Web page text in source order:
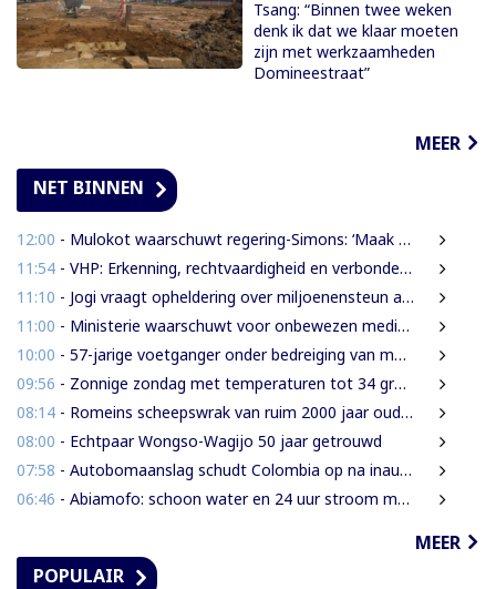
Tsang: “Binnen twee weken
denk ik dat we klaar moeten
zijn met werkzaamheden
Domineestraat”
MEER
NET BINNEN
12:00 - Mulokot waarschuwt regering-Simons: ‘Maak van 5-kilometerwet geen uitstel van echte grondenrechten’
11:54 - VHP: Erkenning, rechtvaardigheid en verbondenheid op 9 augustus
11:10 - Jogi vraagt opheldering over miljoenensteun aan SLM en behaalde resultaten
11:00 - Ministerie waarschuwt voor onbewezen medische claims via sociale media
10:00 - 57-jarige voetganger onder bedreiging van mes beroofd van mobiele telefoon
09:56 - Zonnige zondag met temperaturen tot 34 graden
08:14 - Romeins scheepswrak van ruim 2000 jaar oud ontdekt bij Sicilië
08:00 - Echtpaar Wongso-Wagijo 50 jaar getrouwd
07:58 - Autobomaanslag schudt Colombia op na inauguratie van hardline president
06:46 - Abiamofo: schoon water en 24 uur stroom moeten ook afgelegen dorpen bereiken
MEER
POPULAIR